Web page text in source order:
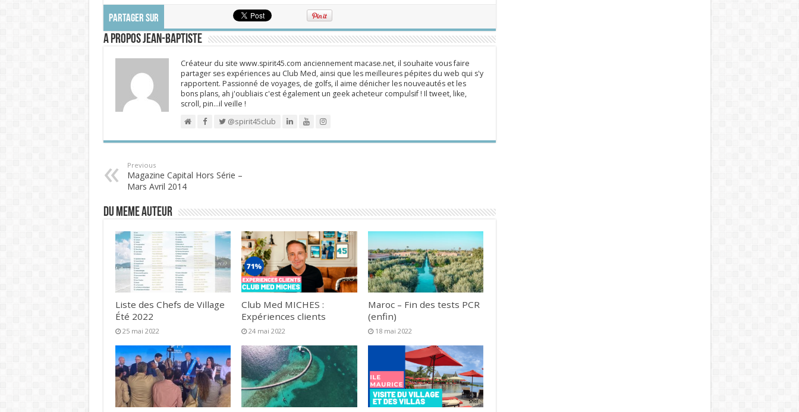
PARTAGER SUR
A propos Jean-Baptiste
Créateur du site www.spirit45.com anciennement macase.net, il souhaite vous faire
partager ses expériences au Club Med, ainsi que les meilleures pépites du web qui s'y
rapportent. Passionné de voyages, de golfs, il aime dénicher les nouveautés et les
bons plans, ah j'oubliais c'est également un geek acheteur compulsif ! Il tweet, like,
scroll, pin…il veille !
@spirit45club
Previous
Magazine Capital Hors Série –
Mars Avril 2014
DU MEME AUTEUR
Liste des Chefs de Village
Été 2022
25 mai 2022
Club Med MICHES :
Expériences clients
24 mai 2022
Maroc – Fin des tests PCR
(enfin)
18 mai 2022